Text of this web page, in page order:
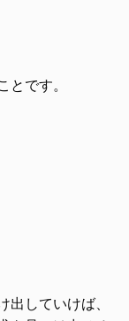
です。
していけば、